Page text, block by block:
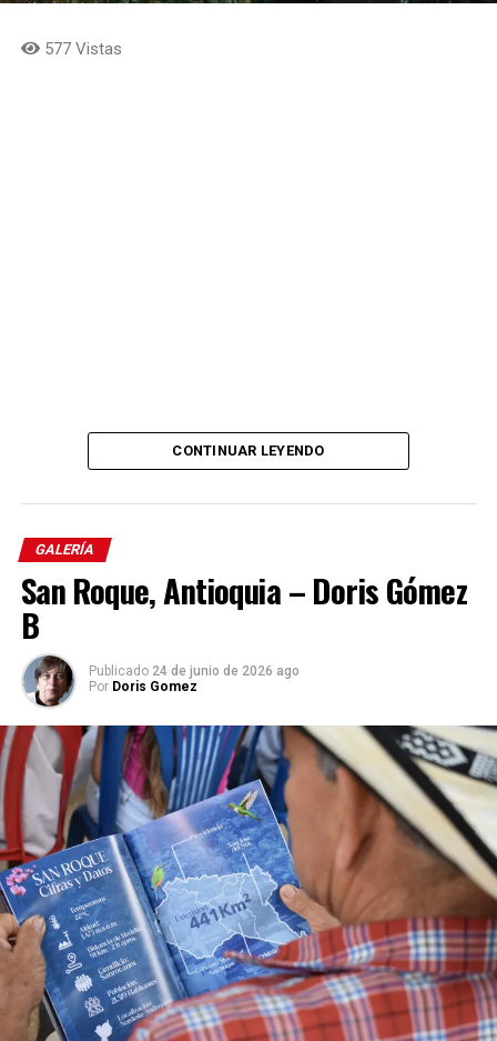
577 Vistas
Comparte el artículo:
Me gusta esto:
Cargando...
CONTINUAR LEYENDO
GALERÍA
San Roque, Antioquia – Doris Gómez
B
Publicado 24 de junio de 2026 ago
Por Doris Gomez